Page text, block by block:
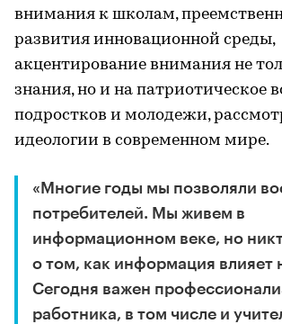
внимания к школам,
развития инновационной среды,
акцентирование внимания не
знания, но и на патриотическое
подростков и молодежи,
идеологии в современном мире.
«Многие годы мы позволяли
потребителей. Мы живем в
информационном веке, но
о том, как информация влияет
Сегодня важен
работника, в том числе и